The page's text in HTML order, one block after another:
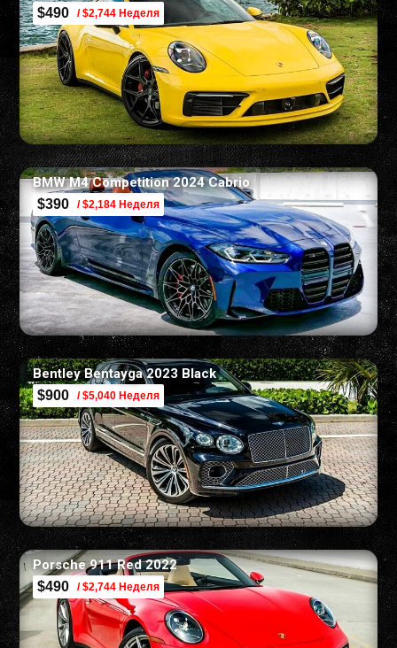
$490 / $2,744 Неделя
BMW M4 Competition 2024 Cabrio
$390 / $2,184 Неделя
Bentley Bentayga 2023 Black
$900 / $5,040 Неделя
Porsche 911 Red 2022
$490 / $2,744 Неделя